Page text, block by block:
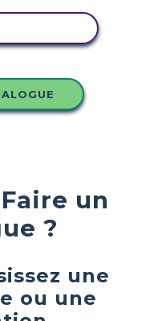
un
?
une
ou une